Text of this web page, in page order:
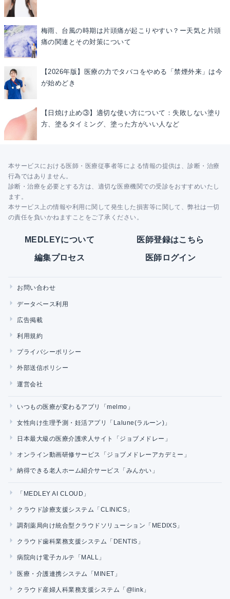
梅雨、台風の時期は片頭痛が起こりやすい？ー天気と片頭
痛の関連とその対策について
【2026年版】医療の力でタバコをやめる「禁煙外来」は今
が始めどき
【日焼け止め③】適切な使い方について：失敗しない塗り
方、塗るタイミング、塗った方がいい人など
本サービスにおける医師・医療従事者等による情報の提供は、診断・治療
行為ではありません。
診断・治療を必要とする方は、適切な医療機関での受診をおすすめいたし
ます。
本サービス上の情報や利用に関して発生した損害等に関して、弊社は一切
の責任を負いかねますことをご了承ください。
MEDLEYについて 医師登録はこちら
編集プロセス 医師ログイン
お問い合わせ
データベース利用
広告掲載
利用規約
プライバシーポリシー
外部送信ポリシー
運営会社
いつもの医療が変わるアプリ「melmo」
女性向け生理予測・妊活アプリ「Lalune(ラルーン)」
日本最大級の医療介護求人サイト「ジョブメドレー」
オンライン動画研修サービス「ジョブメドレーアカデミー」
納得できる老人ホーム紹介サービス「みんかい」
「MEDLEY AI CLOUD」
クラウド診療支援システム「CLINICS」
調剤薬局向け統合型クラウドソリューション「MEDIXS」
クラウド歯科業務支援システム「DENTIS」
病院向け電子カルテ「MALL」
医療・介護連携システム「MINET」
クラウド産婦人科業務支援システム「@link」